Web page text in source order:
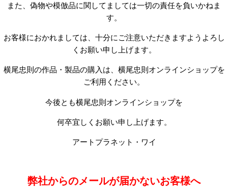
また、偽物や模倣品に関してましては一切の責任を負いかねま
す。
お客様におかれましては、十分にご注意いただきますようよろし
くお願い申し上げます。
横尾忠則の作品・製品の購入は、横尾忠則オンラインショップを
ご利用ください。
今後とも横尾忠則オンラインショップを
何卒宜しくお願い申し上げます。
アートプラネット・ワイ
弊社からのメールが届かないお客様へ